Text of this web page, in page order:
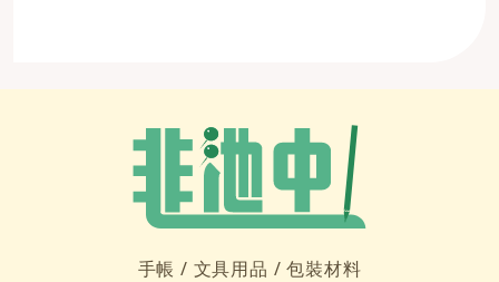
手帳 / 文具用品 /包裝材料